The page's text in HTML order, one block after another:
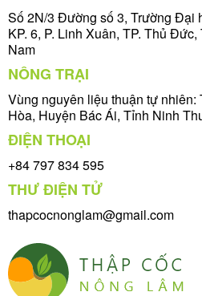
Số 2N/3 Đường số 3, Trường Đại
KP. 6, P. Linh Xuân, TP. Thủ
Nam
NÔNG TRẠI
Vùng nguyên liệu thuận tự nhiên:
Hòa, Huyện Bác Ái, Tỉnh Ninh
ĐIỆN THOẠI
+84 797 834 595
THƯ ĐIỆN TỬ
thapcocnonglam@gmail.com